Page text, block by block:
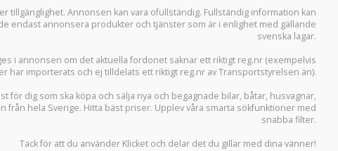
tillgänglighet. Annonsen kan vara ofullständig. Fullständig information kan
endast annonsera produkter och tjänster som är i enlighet med gällande
svenska lagar.
i annonsen om det aktuella fordonet saknar ett riktigt reg.nr (exempelvis
har importerats och ej tilldelats ett riktigt reg.nr av Transportstyrelsen än).
för dig som ska köpa och sälja nya och begagnade bilar, båtar, husvagnar,
från hela Sverige. Hitta bäst priser. Upplev våra smarta sökfunktioner med
snabba filter.
Tack för att du använder Klicket och delar det du gillar med dina vänner!